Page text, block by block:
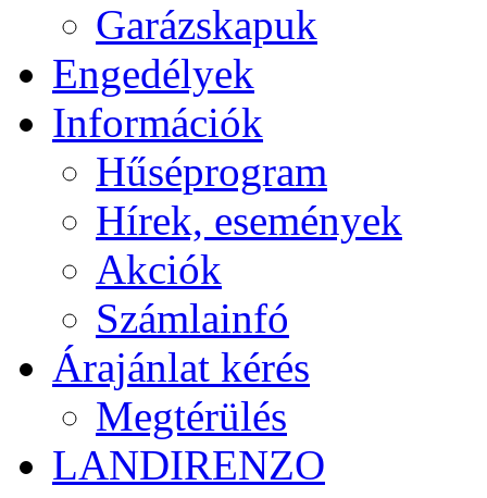
Garázskapuk
Engedélyek
Információk
Hűséprogram
Hírek, események
Akciók
Számlainfó
Árajánlat kérés
Megtérülés
LANDIRENZO